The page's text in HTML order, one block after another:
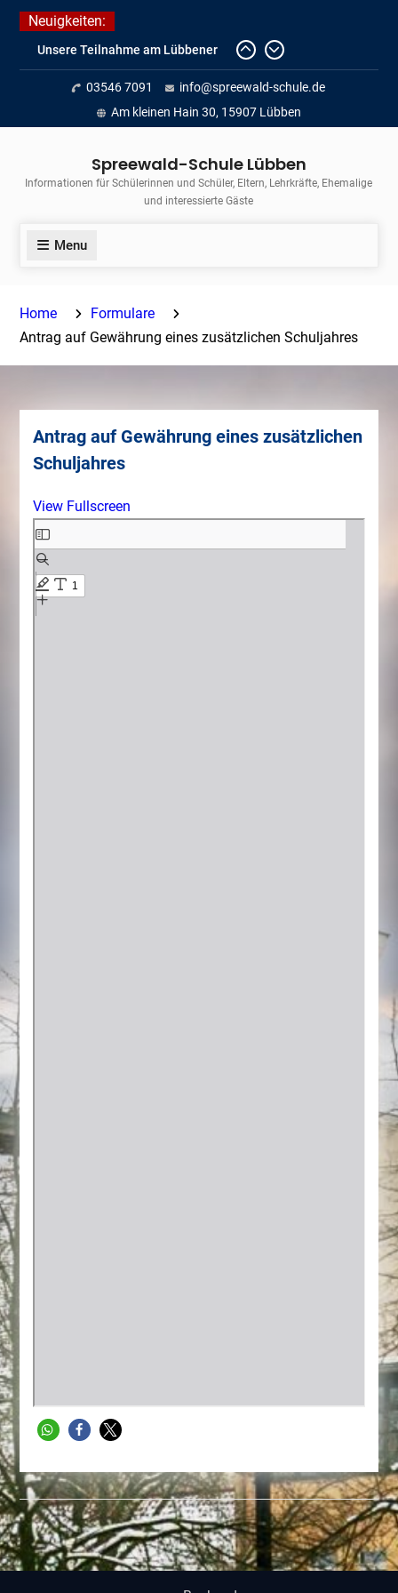
Skip
content
Neuigkeiten:
Insellauf 2026
Fortführung des verkürzten
Temperaturen (22.06. bis
Journalismus hautnah
03546 7091
info@spreewald-schule.de
Am kleinen Hain 30, 15907 Lübben
Spreewald-Schule Lübben
Informationen für Schülerinnen und Schüler, Eltern, Lehrkräfte, Ehemalige
und interessierte Gäste
Menu
Home
Formulare
Antrag auf Gewährung eines zusätzlichen Schuljahres
Antrag auf Gewährung eines zusätzlichen
Schuljahres
View Fullscreen
Zum
PDF-
Inhalt
springen